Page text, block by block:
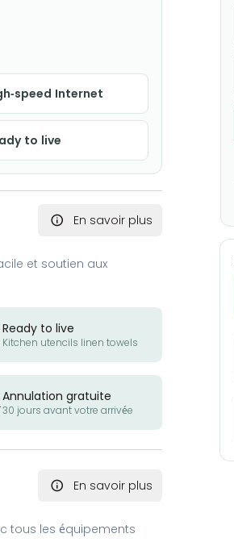
speed Internet
to live
En savoir plus
et soutien aux
Ready to live
Kitchen utencils linen towels
Annulation gratuite
30 jours avant votre arrivée
En savoir plus
tous les équipements